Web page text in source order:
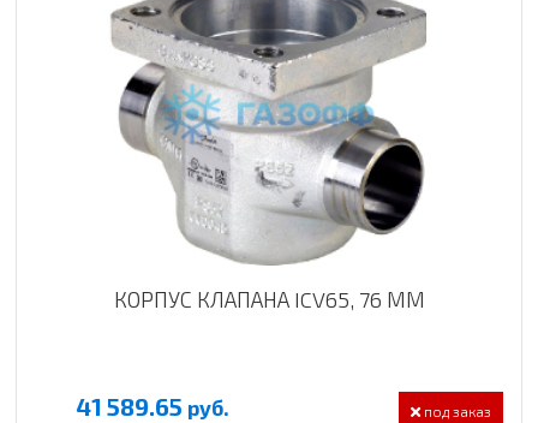
КОРПУС КЛАПАНА ICV65, 76 ММ
41 589.65 руб. под заказ